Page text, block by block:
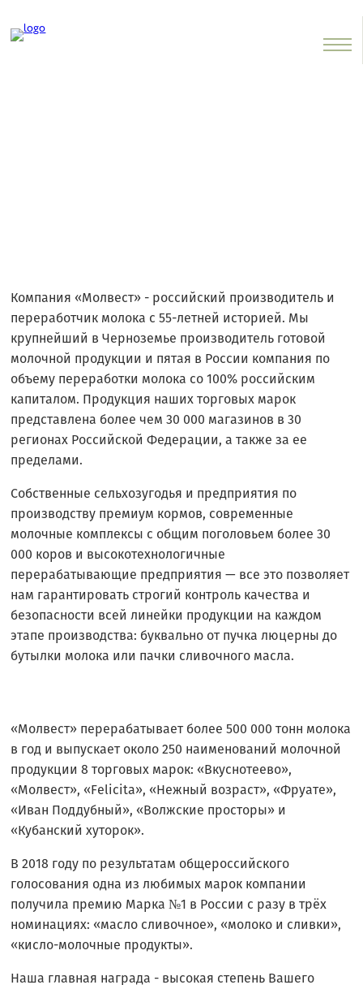
Компания «Молвест» - российский производитель и
переработчик молока с 55-летней историей. Мы
крупнейший в Черноземье производитель готовой
молочной продукции и пятая в России компания по
объему переработки молока со 100% российским
капиталом. Продукция наших торговых марок
представлена более чем 30 000 магазинов в 30
регионах Российской Федерации, а также за ее
пределами.
Собственные сельхозугодья и предприятия по
производству премиум кормов, современные
молочные комплексы с общим поголовьем более 30
000 коров и высокотехнологичные
перерабатывающие предприятия — все это позволяет
нам гарантировать строгий контроль качества и
безопасности всей линейки продукции на каждом
этапе производства: буквально от пучка люцерны до
бутылки молока или пачки сливочного масла.
«Молвест» перерабатывает более 500 000 тонн молока
в год и выпускает около 250 наименований молочной
продукции 8 торговых марок: «Вкуснотеево»,
«Молвест», «Felicita», «Нежный возраст», «Фруате»,
«Иван Поддубный», «Волжские просторы» и
«Кубанский хуторок».
В 2018 году по результатам общероссийского
голосования одна из любимых марок компании
получила премию Марка №1 в России с разу в трёх
номинациях: «масло сливочное», «молоко и сливки»,
«кисло-молочные продукты».
Наша главная награда - высокая степень Вашего